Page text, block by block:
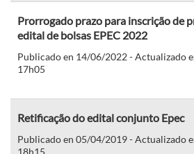
Prorrogado prazo para inscrição de
edital de bolsas EPEC 2022
Publicado en 14/06/2022 - Actualizado
17h05
Retificação do edital conjunto Epec
Publicado en 05/04/2019 - Actualizado
18h15